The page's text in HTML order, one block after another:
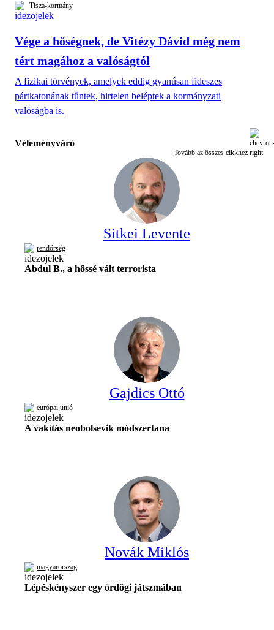
Tisza-kormány
Vége a hőségnek, de Vitézy Dávid még nem
tért magához a valóságtól
A fizikai törvények, amelyek eddig gyanúsan fideszes
pártkatonának tűntek, hirtelen beléptek a kormányzati
valóságba is.
Véleményváró
Tovább az összes cikkhez
Sitkei Levente
rendőrség
Abdul B., a hőssé vált terrorista
Gajdics Ottó
európai unió
A vakítás neobolsevik módszertana
Novák Miklós
magyarország
Lépéskényszer egy ördögi játszmában